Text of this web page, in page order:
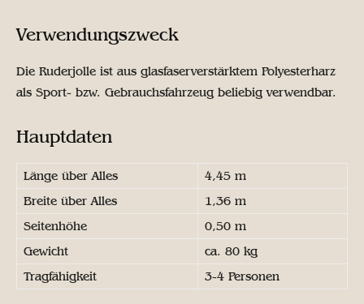
Verwendungszweck
Die Ruderjolle ist aus glasfaserverstärktem Polyesterharz
als Sport- bzw. Gebrauchsfahrzeug beliebig verwendbar.
Hauptdaten
Länge über Alles
4,45 m
Breite über Alles
1,36 m
Seitenhöhe
0,50 m
Gewicht
ca. 80 kg
Tragfähigkeit
3-4 Personen